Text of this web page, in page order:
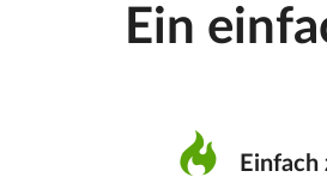
Ein